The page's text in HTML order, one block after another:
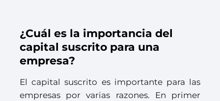
¿Cuál es la importancia del
capital suscrito para una
empresa?
El capital suscrito es importante para las
empresas por varias razones. En primer